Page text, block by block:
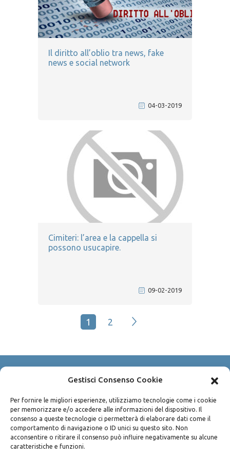
Gestisci Consenso Cookie
Per fornire le migliori esperienze, utilizziamo tecnologie come i cookie
per memorizzare e/o accedere alle informazioni del dispositivo. Il
consenso a queste tecnologie ci permetterà di elaborare dati come il
comportamento di navigazione o ID unici su questo sito. Non
acconsentire o ritirare il consenso può influire negativamente su alcune
caratteristiche e funzioni.
Il diritto all’oblio tra news, fake
news e social network
04-03-2019
Cimiteri: l’area e la cappella si
possono usucapire.
09-02-2019
1 2
P.IVA 04490100825
Via Sammartino n. 45 - 90141 Palermo
Privacy policy/Cookie policy
Tel: